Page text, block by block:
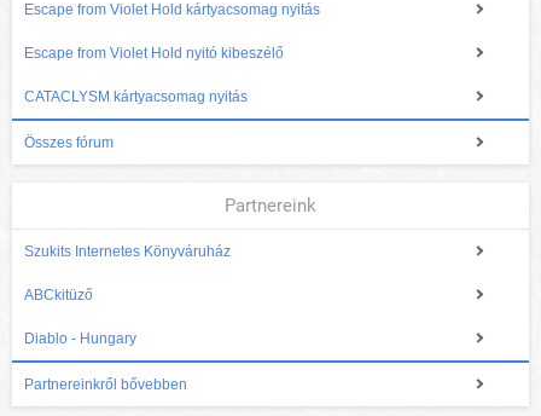
Escape from Violet Hold kártyacsomag nyitás
Escape from Violet Hold nyitó kibeszélő
CATACLYSM kártyacsomag nyitás
Összes fórum
Partnereink
Szukits Internetes Könyváruház
ABCkitüző
Diablo - Hungary
Partnereinkről bővebben